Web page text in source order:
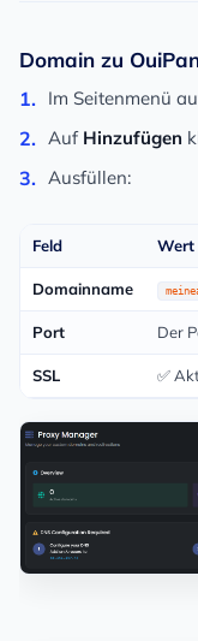
Domain zu
Im Seitenmenü
Auf Hinzufügen
Ausfüllen:
Feld Wert
Domainname
Port Der
SSL ✅